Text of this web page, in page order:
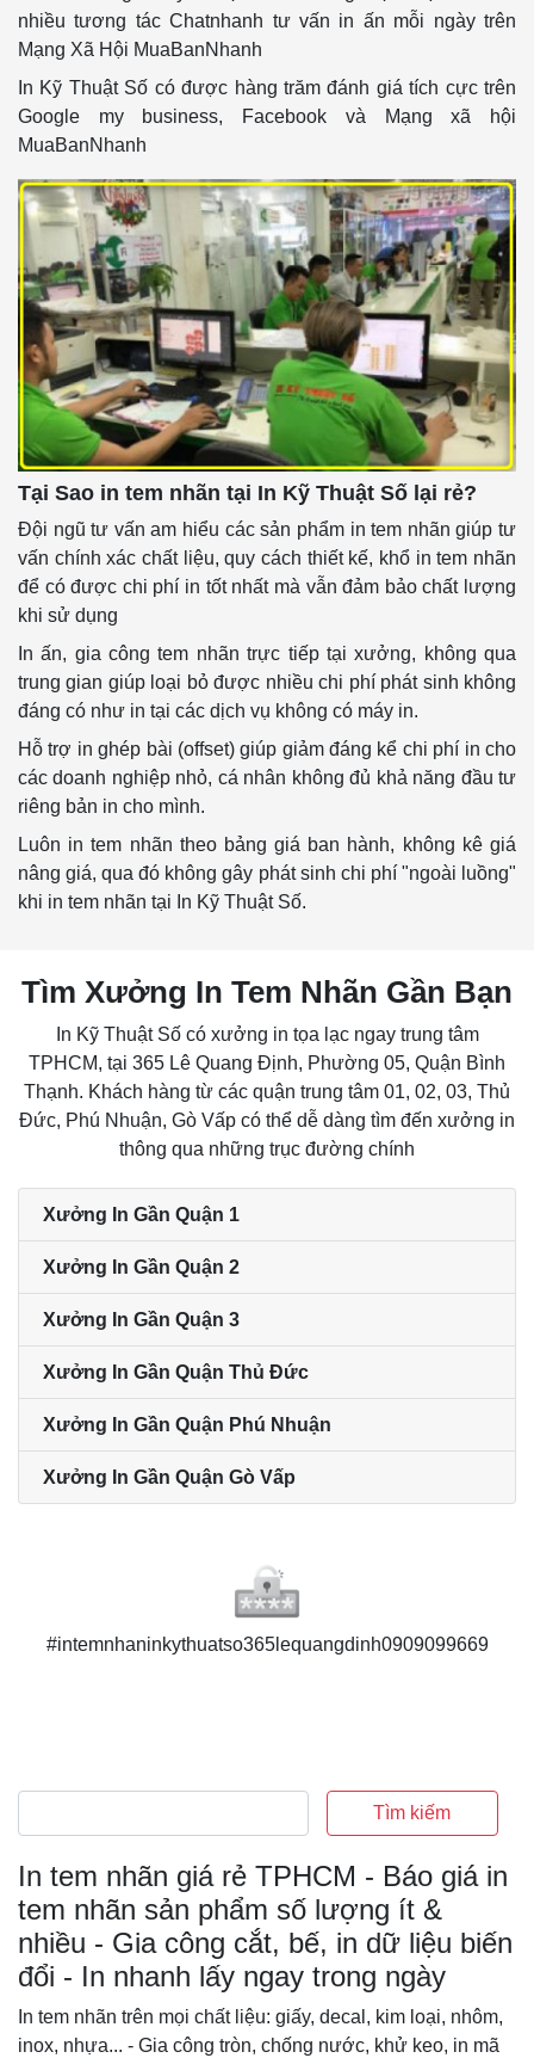
nhiều tương tác Chatnhanh tư vấn in ấn mỗi ngày trên
Mạng Xã Hội MuaBanNhanh
In Kỹ Thuật Số có được hàng trăm đánh giá tích cực trên
Google my business, Facebook và Mạng xã hội
MuaBanNhanh
Tại Sao in tem nhãn tại In Kỹ Thuật Số lại rẻ?
Đội ngũ tư vấn am hiểu các sản phẩm in tem nhãn giúp tư
vấn chính xác chất liệu, quy cách thiết kế, khổ in tem nhãn
để có được chi phí in tốt nhất mà vẫn đảm bảo chất lượng
khi sử dụng
In ấn, gia công tem nhãn trực tiếp tại xưởng, không qua
trung gian giúp loại bỏ được nhiều chi phí phát sinh không
đáng có như in tại các dịch vụ không có máy in.
Hỗ trợ in ghép bài (offset) giúp giảm đáng kể chi phí in cho
các doanh nghiệp nhỏ, cá nhân không đủ khả năng đầu tư
riêng bản in cho mình.
Luôn in tem nhãn theo bảng giá ban hành, không kê giá
nâng giá, qua đó không gây phát sinh chi phí "ngoài luồng"
khi in tem nhãn tại In Kỹ Thuật Số.
Tìm Xưởng In Tem Nhãn Gần Bạn
In Kỹ Thuật Số có xưởng in tọa lạc ngay trung tâm
TPHCM, tại 365 Lê Quang Định, Phường 05, Quận Bình
Thạnh. Khách hàng từ các quận trung tâm 01, 02, 03, Thủ
Đức, Phú Nhuận, Gò Vấp có thể dễ dàng tìm đến xưởng in
thông qua những trục đường chính
Xưởng In Gần Quận 1
Xưởng In Gần Quận 2
Xưởng In Gần Quận 3
Xưởng In Gần Quận Thủ Đức
Xưởng In Gần Quận Phú Nhuận
Xưởng In Gần Quận Gò Vấp
#intemnhaninkythuatso365lequangdinh0909099669
Tìm kiếm
In tem nhãn giá rẻ TPHCM - Báo giá in
tem nhãn sản phẩm số lượng ít &
nhiều - Gia công cắt, bế, in dữ liệu biến
đổi - In nhanh lấy ngay trong ngày
In tem nhãn trên mọi chất liệu: giấy, decal, kim loại, nhôm,
inox, nhựa... - Gia công tròn, chống nước, khử keo, in mã